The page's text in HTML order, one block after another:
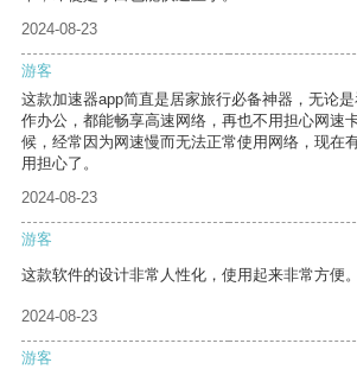
2024-08-23
游客
这款加速器app简直是居家旅行必备神器，无论
作办公，都能畅享高速网络，再也不用担心网速
候，经常因为网速慢而无法正常使用网络，现在
用担心了。
2024-08-23
游客
这款软件的设计非常人性化，使用起来非常方便。
2024-08-23
游客